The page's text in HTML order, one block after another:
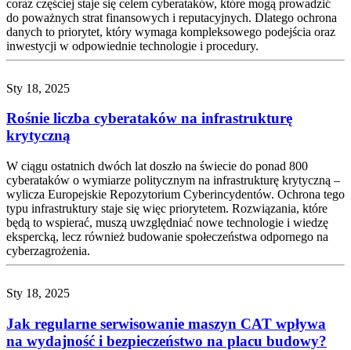
coraz częściej staje się celem cyberataków, które mogą prowadzić
do poważnych strat finansowych i reputacyjnych. Dlatego ochrona
danych to priorytet, który wymaga kompleksowego podejścia oraz
inwestycji w odpowiednie technologie i procedury.
Sty 18, 2025
Rośnie liczba cyberataków na infrastrukturę
krytyczną
W ciągu ostatnich dwóch lat doszło na świecie do ponad 800
cyberataków o wymiarze politycznym na infrastrukturę krytyczną –
wylicza Europejskie Repozytorium Cyberincydentów. Ochrona tego
typu infrastruktury staje się więc priorytetem. Rozwiązania, które
będą to wspierać, muszą uwzględniać nowe technologie i wiedzę
ekspercką, lecz również budowanie społeczeństwa odpornego na
cyberzagrożenia.
Sty 18, 2025
Jak regularne serwisowanie maszyn CAT wpływa
na wydajność i bezpieczeństwo na placu budowy?